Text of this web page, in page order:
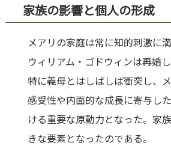
家族の影響と個人の形成
メアリの家庭は常に知的刺激に
ウィリアム・ゴドウィンは再婚
特に義母とはしばしば衝突し、
感受性や内面的な成長に寄与し
ける重要な原動力となった。家
きな要素となったのである。